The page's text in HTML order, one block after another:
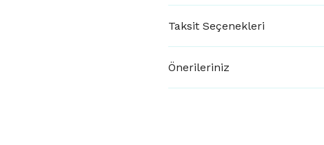
Taksit Seçenekleri
Önerileriniz